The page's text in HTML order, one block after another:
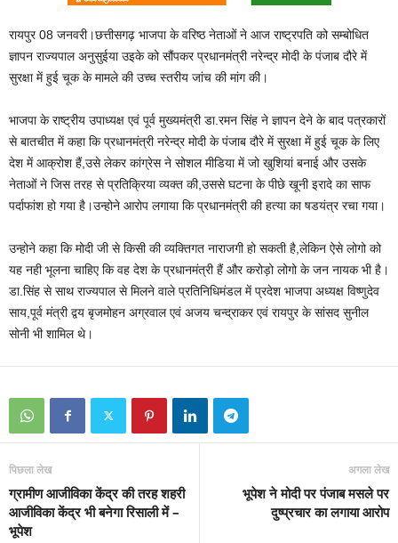
रायपुर 08 जनवरी।छत्तीसगढ़ भाजपा के वरिष्ठ नेताओं ने आज राष्ट्रपति को सम्बोधित
ज्ञापन राज्यपाल अनुसुईया उइके को सौंपकर प्रधानमंत्री नरेन्द्र मोदी के पंजाब दौरे में
सुरक्षा में हुई चूक के मामले की उच्च स्तरीय जांच की मांग की।
भाजपा के राष्ट्रीय उपाध्यक्ष एवं पूर्व मुख्यमंत्री डा.रमन सिंह ने ज्ञापन देने के बाद पत्रकारों
से बातचीत में कहा कि प्रधानमंत्री नरेन्द्र मोदी के पंजाब दौरे में सुरक्षा में हुई चूक के लिए
देश में आक्रोश हैं,उसे लेकर कांग्रेस ने सोशल मीडिया में जो खुशियां बनाई और उसके
नेताओं ने जिस तरह से प्रतिक्रिया व्यक्त की,उससे घटना के पीछे खूनी इरादे का साफ
पर्दाफांश हो गया है।उन्होने आरोप लगाया कि प्रधानमंत्री की हत्या का षडयंत्र रचा गया।
उन्होने कहा कि मोदी जी से किसी की व्यक्तिगत नाराजगी हो सकती है,लेकिन ऐसे लोगो को
यह नही भूलना चाहिए कि वह देश के प्रधानमंत्री हैं और करोड़ो लोगो के जन नायक भी है।
डा.सिंह से साथ राज्यपाल से मिलने वाले प्रतिनिधिमंडल में प्रदेश भाजपा अध्यक्ष विष्णुदेव
साय,पूर्व मंत्री द्वय बृजमोहन अग्रवाल एवं अजय चन्द्राकर एवं रायपुर के सांसद सुनील
सोनी भी शामिल थे।
पिछला लेख
ग्रामीण आजीविका केंद्र की तरह शहरी
आजीविका केंद्र भी बनेगा रिसाली में –
भूपेश
अगला लेख
भूपेश ने मोदी पर पंजाब मसले पर
दुष्प्रचार का लगाया आरोप